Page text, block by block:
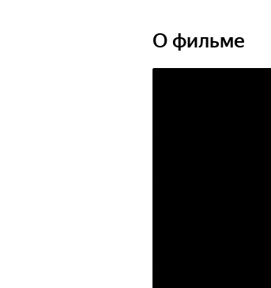
О фильме